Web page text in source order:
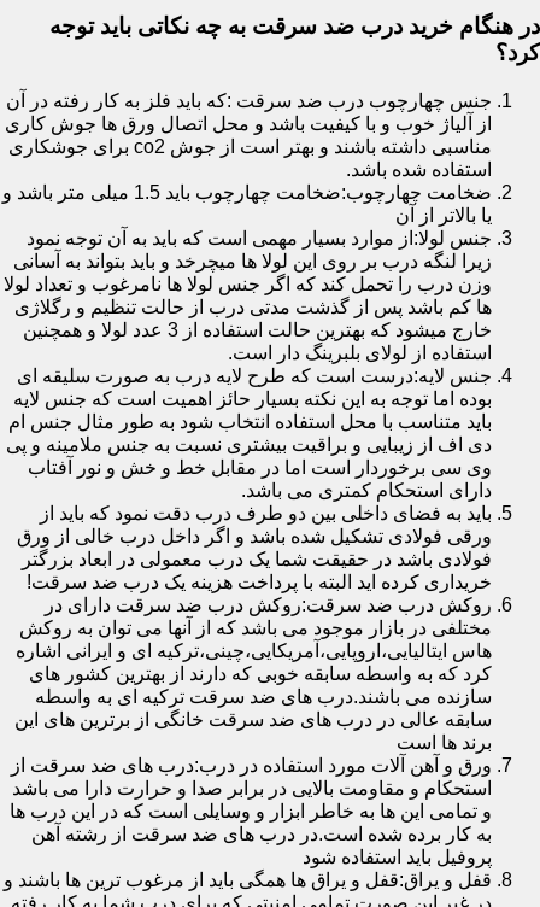
در هنگام خرید درب ضد سرقت به چه نکاتی باید توجه
کرد؟
جنس چهارچوب درب ضد سرقت :که باید فلز به کار رفته در آن
از آلیاژ خوب و با کیفیت باشد و محل اتصال ورق ها جوش کاری
مناسبی داشته باشند و بهتر است از جوش co2 برای جوشکاری
استفاده شده باشد.
ضخامت چهارچوب:ضخامت چهارچوب باید 1.5 میلی متر باشد و
یا بالاتر از آن
جنس لولا:از موارد بسیار مهمی است که باید به آن توجه نمود
زیرا لنگه درب بر روی این لولا ها میچرخد و باید بتواند به آسانی
وزن درب را تحمل کند که اگر جنس لولا ها نامرغوب و تعداد لولا
ها کم باشد پس از گذشت مدتی درب از حالت تنظیم و رگلاژی
خارج میشود که بهترین حالت استفاده از 3 عدد لولا و همچنین
استفاده از لولای بلبرینگ دار است.
جنس لایه:درست است که طرح لایه درب به صورت سلیقه ای
بوده اما توجه به این نکته بسیار حائز اهمیت است که جنس لایه
باید متناسب با محل استفاده انتخاب شود به طور مثال جنس ام
دی اف از زیبایی و براقیت بیشتری نسبت به جنس ملامینه و پی
وی سی برخوردار است اما در مقابل خط و خش و نور آفتاب
دارای استحکام کمتری می باشد.
باید به فضای داخلی بین دو طرف درب دقت نمود که باید از
ورقی فولادی تشکیل شده باشد و اگر داخل درب خالی از ورق
فولادی باشد در حقیقت شما یک درب معمولی در ابعاد بزرگتر
خریداری کرده اید البته با پرداخت هزینه یک درب ضد سرقت!
روکش درب ضد سرقت:روکش درب ضد سرقت دارای در
مختلفی در بازار موجود می باشد که از آنها می توان به روکش
هاس ایتالیایی،اروپایی،آمریکایی،چینی،ترکیه ای و ایرانی اشاره
کرد که به واسطه سابقه خوبی که دارند از بهترین کشور های
سازنده می باشند.درب های ضد سرقت ترکیه ای به واسطه
سابقه عالی در درب های ضد سرقت خانگی از برترین های این
برند ها است
ورق و آهن آلات مورد استفاده در درب:درب های ضد سرقت از
استحکام و مقاومت بالایی در برابر صدا و حرارت دارا می باشد
و تمامی این ها به خاطر ابزار و وسایلی است که در این درب ها
به کار برده شده است.در درب های ضد سرقت از رشته آهن
پروفیل باید استفاده شود
قفل و یراق:قفل و یراق ها همگی باید از مرغوب ترین ها باشند و